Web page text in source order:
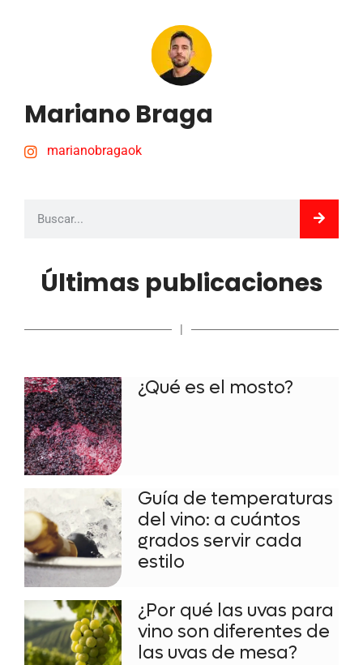
Mariano Braga
marianobragaok
Últimas publicaciones
|
¿Qué es el mosto?
Guía de temperaturas
del vino: a cuántos
grados servir cada
estilo
¿Por qué las uvas para
vino son diferentes de
las uvas de mesa?